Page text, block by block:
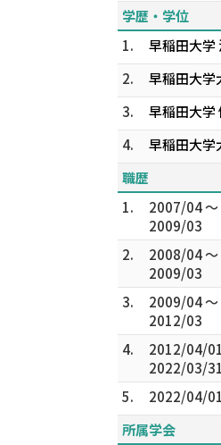
学歴・学位
1.
早稲田大学
2.
早稲田大学
3.
早稲田大学
4.
早稲田大学
職歴
1.
2007/04 ～
2009/03
2.
2008/04 ～
2009/03
3.
2009/04 ～
2012/03
4.
2012/04/
2022/03/31
5. 2022/04/
所属学会